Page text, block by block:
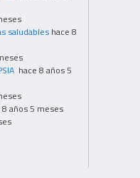
saludables hace 8
hace 8 años 5
8 años 5 meses